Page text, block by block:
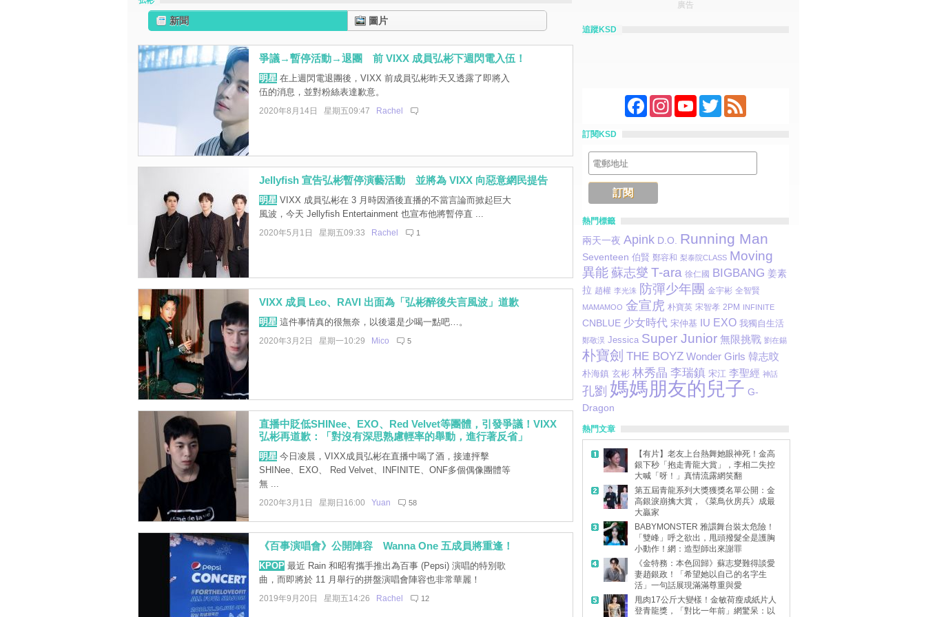
新聞 圖片
爭議→暫停活動→退團 前 VIXX 成員弘彬下週閃電入伍！
明星在上週閃電退團後，VIXX 前成員弘彬昨天又透露了即將入
伍的消息，並對粉絲表達歉意。
2020年8月14日 星期五09:47 Rachel
Jellyfish 宣告弘彬暫停演藝活動 並將為 VIXX 向惡意網民提告
明星VIXX 成員弘彬在 3 月時因酒後直播的不當言論而掀起巨大
風波，今天 Jellyfish Entertainment 也宣布他將暫停直 ...
2020年5月1日 星期五09:33 Rachel 1
VIXX 成員 Leo、RAVI 出面為「弘彬醉後失言風波」道歉
明星這件事情真的很無奈，以後還是少喝一點吧…。
2020年3月2日 星期一10:29 Mico 5
直播中貶低SHINee、EXO、Red Velvet等團體，引發爭議！VIXX
弘彬再道歉：「對沒有深思熟慮輕率的舉動，進行著反省」
明星今日凌晨，VIXX成員弘彬在直播中喝了酒，接連抨擊
SHINee、EXO、 Red Velvet、INFINITE、ONF多個偶像團體等
無 ...
2020年3月1日 星期日16:00 Yuan 58
《百事演唱會》公開陣容 Wanna One 五成員將重逢！
KPOP最近 Rain 和昭宥攜手推出為百事 (Pepsi) 演唱的特別歌
曲，而即將於 11 月舉行的拼盤演唱會陣容也非常華麗！
2019年9月20日 星期五14:26 Rachel 12
廣告
追蹤KSD
FacebookInstagramYouTubeTwitterFeed
訂閱KSD
熱門標籤
兩天一夜 Apink D.O. Running Man
Seventeen 伯賢 鄭容和 梨泰院CLASS Moving
異能 蘇志燮 T-ara 徐仁國 BIGBANG 姜素
拉 趙權 李光洙 防彈少年團 金宇彬 全智賢
MAMAMOO 金宣虎 朴寶英 宋智孝 2PM INFINITE
CNBLUE 少女時代 宋仲基 IU EXO 我獨自生活
鄭敬淏 Jessica Super Junior 無限挑戰 劉在錫
朴寶劍 THE BOYZ Wonder Girls 韓志旼
朴海鎮 玄彬 林秀晶 李瑞鎮 宋江 李聖經 神話
孔劉 媽媽朋友的兒子 G-
Dragon
熱門文章
【有片】老友上台熱舞她眼神死！金高
銀下秒「抱走青龍大賞」，李相二失控
大喊「呀！」真情流露網笑翻
第五屆青龍系列大獎獲獎名單公開：金
高銀淚崩擒大賞，《菜鳥伙房兵》成最
大贏家
BABYMONSTER 雅譞舞台裝太危險！
「雙峰」呼之欲出，甩頭撥髮全是護胸
小動作！網：造型師出來謝罪
《金特務：本色回歸》蘇志燮難得談愛
妻趙銀政！「希望她以自己的名字生
活」一句話展現滿滿尊重與愛
甩肉17公斤大變樣！金敏荷瘦成紙片人
登青龍獎，「對比一年前」網驚呆：以